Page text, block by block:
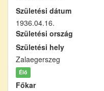
Születési dátum
1936.04.16.
Születési ország
Születési hely
Zalaegerszeg
Élő
Főkar